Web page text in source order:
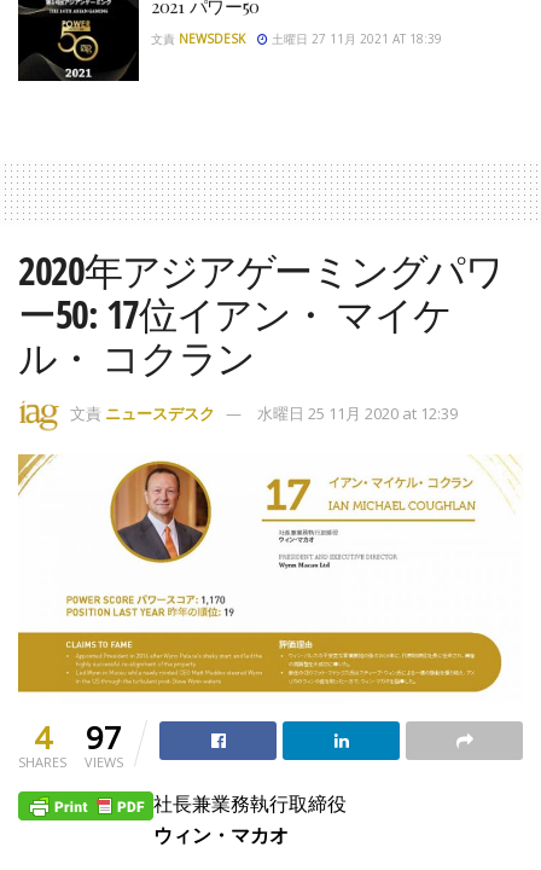
2021 パワー50
文責 NEWSDESK 土曜日 27 11月 2021 AT 18:39
2020年アジアゲーミングパワ
ー50: 17位イアン・ マイケ
ル・ コクラン
文責 ニュースデスク 水曜日 25 11月 2020 at 12:39
4
SHARES
97
VIEWS
社長兼業務執行取締役
ウィン・マカオ